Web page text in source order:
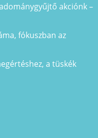
akciónk –
fókuszban az
a tüskék